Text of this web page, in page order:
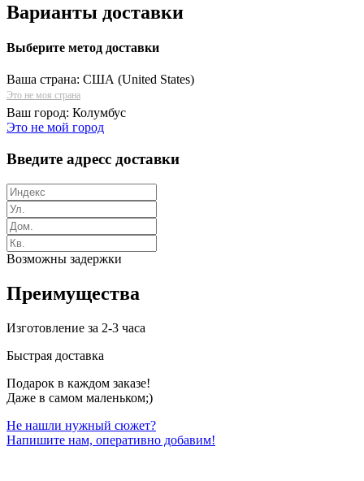
Варианты доставки
Выберите метод доставки
Ваша страна: США (United States)
Это не моя страна
Ваш город: Колумбус
Это не мой город
Введите адресс доставки
Возможны задержки
Преимущества
Изготовление за 2-3 часа
Быстрая доставка
Подарок в каждом заказе!
Даже в самом маленьком;)
Не нашли нужный сюжет?
Напишите нам, оперативно добавим!